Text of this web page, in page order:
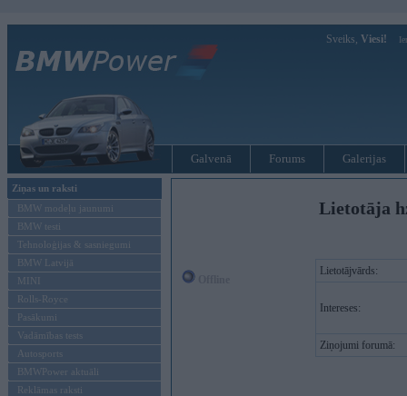
Sveiks, Viesi!
Galvenā Forums Galerijas
Ziņas un raksti
BMW modeļu jaunumi
BMW testi
Tehnoloģijas & sasniegumi
BMW Latvijā
MINI
Rolls-Royce
Pasākumi
Vadāmības tests
Autosports
BMWPower aktuāli
Reklāmas raksti
Lietotāja
Lietotājvārds:
Intereses:
Ziņojumi forumā: